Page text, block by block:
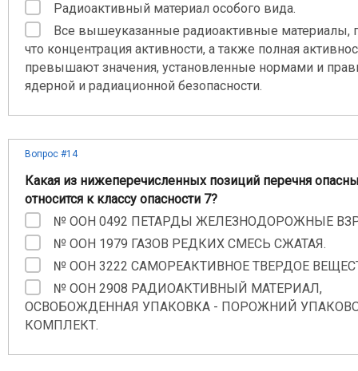
Радиоактивный материал особого вида.
Все вышеуказанные радиоактивные материалы,
что концентрация активности, а также полная
превышают значения, установленные нормами и
ядерной и радиационной безопасности.
Вопрос #14
Какая из нижеперечисленных позиций перечня
относится к классу опасности 7?
№ ООН 0492 ПЕТАРДЫ ЖЕЛЕЗНОДОРОЖНЫЕ
№ ООН 1979 ГАЗОВ РЕДКИХ СМЕСЬ СЖАТАЯ.
№ ООН 3222 САМОРЕАКТИВНОЕ ТВЕРДОЕ
№ ООН 2908 РАДИОАКТИВНЫЙ МАТЕРИАЛ,
ОСВОБОЖДЕННАЯ УПАКОВКА - ПОРОЖНИЙ
КОМПЛЕКТ.